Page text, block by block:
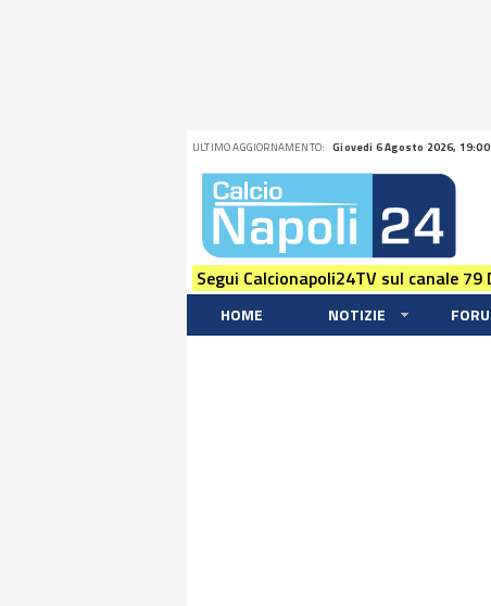
ULTIMO AGGIORNAMENTO: Giovedi 6 Agosto 2026, 19:00
Segui Calcionapoli24TV sul canale
HOME NOTIZIE